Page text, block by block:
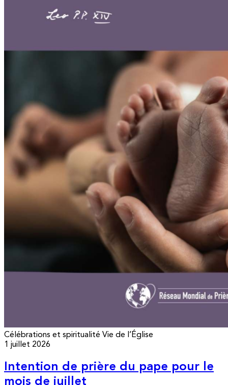
Célébrations et spiritualité Vie de l’Église
1 juillet 2026
Intention de prière du pape pour le
mois de juillet